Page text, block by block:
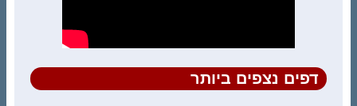
דפים נצפים ביותר